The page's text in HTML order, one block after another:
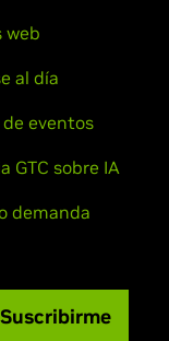
web
al día
eventos
GTC sobre IA
demanda
Suscribirme